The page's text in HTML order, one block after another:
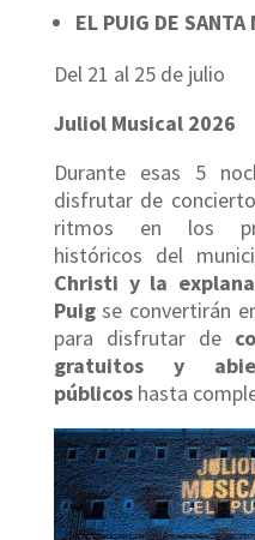
EL PUIG DE SANTA
Del 21 al 25 de julio
Juliol Musical 2026
Durante esas 5
disfrutar de
ritmos en los
históricos del
Christi y la
Puigse convertirán
para disfrutar de
gratuitos y
públicoshasta